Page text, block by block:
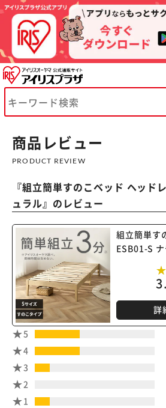
商品レビュー
PRODUCT REVIEW
『組立簡単すのこベッド ヘッド
ュラル』のレビュー
組立簡単す
ESB01-S
詳
5
4
3
2
1
※ご確認ください
カートに入れる